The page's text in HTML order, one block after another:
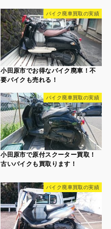
バイク廃車買取の実績
小田原市でお得なバイク廃車！不
要バイクも売れる！
バイク廃車買取の実績
小田原市で原付スクーター買取！
古いバイクも買取ります！
バイク廃車買取の実績